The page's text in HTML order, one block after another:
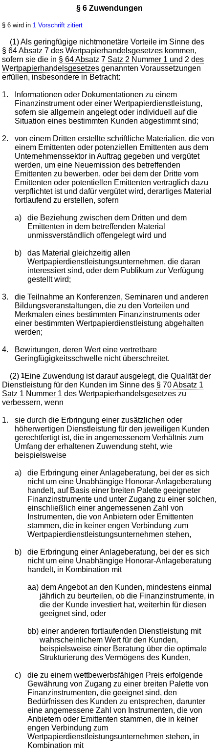
§ 6 Zuwendungen
§ 6 wird in 1 Vorschrift zitiert
(1) Als geringfügige nichtmonetäre Vorteile im Sinne des
§ 64 Absatz 7 des Wertpapierhandelsgesetzes kommen,
sofern sie die in § 64 Absatz 7 Satz 2 Nummer 1 und 2 des
Wertpapierhandelsgesetzes genannten Voraussetzungen
erfüllen, insbesondere in Betracht:
1.
Informationen oder Dokumentationen zu einem
Finanzinstrument oder einer Wertpapierdienstleistung,
sofern sie allgemein angelegt oder individuell auf die
Situation eines bestimmten Kunden abgestimmt sind;
2.
von einem Dritten erstellte schriftliche Materialien, die von
einem Emittenten oder potenziellen Emittenten aus dem
Unternehmenssektor in Auftrag gegeben und vergütet
werden, um eine Neuemission des betreffenden
Emittenten zu bewerben, oder bei dem der Dritte vom
Emittenten oder potentiellen Emittenten vertraglich dazu
verpflichtet ist und dafür vergütet wird, derartiges Material
fortlaufend zu erstellen, sofern
a)
die Beziehung zwischen dem Dritten und dem
Emittenten in dem betreffenden Material
unmissverständlich offengelegt wird und
b)
das Material gleichzeitig allen
Wertpapierdienstleistungsunternehmen, die daran
interessiert sind, oder dem Publikum zur Verfügung
gestellt wird;
3.
die Teilnahme an Konferenzen, Seminaren und anderen
Bildungsveranstaltungen, die zu den Vorteilen und
Merkmalen eines bestimmten Finanzinstruments oder
einer bestimmten Wertpapierdienstleistung abgehalten
werden;
4.
Bewirtungen, deren Wert eine vertretbare
Geringfügigkeitsschwelle nicht überschreitet.
(2)1Eine Zuwendung ist darauf ausgelegt, die Qualität der
Dienstleistung für den Kunden im Sinne des § 70 Absatz 1
Satz 1 Nummer 1 des Wertpapierhandelsgesetzes zu
verbessern, wenn
1.
sie durch die Erbringung einer zusätzlichen oder
höherwertigen Dienstleistung für den jeweiligen Kunden
gerechtfertigt ist, die in angemessenem Verhältnis zum
Umfang der erhaltenen Zuwendung steht, wie
beispielsweise
a)
die Erbringung einer Anlageberatung, bei der es sich
nicht um eine Unabhängige Honorar-Anlageberatung
handelt, auf Basis einer breiten Palette geeigneter
Finanzinstrumente und unter Zugang zu einer solchen,
einschließlich einer angemessenen Zahl von
Instrumenten, die von Anbietern oder Emittenten
stammen, die in keiner engen Verbindung zum
Wertpapierdienstleistungsunternehmen stehen,
b)
die Erbringung einer Anlageberatung, bei der es sich
nicht um eine Unabhängige Honorar-Anlageberatung
handelt, in Kombination mit
aa) dem Angebot an den Kunden, mindestens einmal
jährlich zu beurteilen, ob die Finanzinstrumente, in
die der Kunde investiert hat, weiterhin für diesen
geeignet sind, oder
bb) einer anderen fortlaufenden Dienstleistung mit
wahrscheinlichem Wert für den Kunden,
beispielsweise einer Beratung über die optimale
Strukturierung des Vermögens des Kunden,
c)
die zu einem wettbewerbsfähigen Preis erfolgende
Gewährung von Zugang zu einer breiten Palette von
Finanzinstrumenten, die geeignet sind, den
Bedürfnissen des Kunden zu entsprechen, darunter
eine angemessene Zahl von Instrumenten, die von
Anbietern oder Emittenten stammen, die in keiner
engen Verbindung zum
Wertpapierdienstleistungsunternehmen stehen, in
Kombination mit